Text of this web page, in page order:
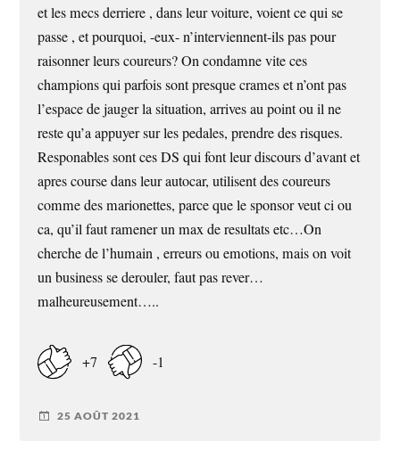
et les mecs derriere , dans leur voiture, voient ce qui se
passe , et pourquoi, -eux- n’interviennent-ils pas pour
raisonner leurs coureurs? On condamne vite ces
champions qui parfois sont presque crames et n’ont pas
l’espace de jauger la situation, arrives au point ou il ne
reste qu’a appuyer sur les pedales, prendre des risques.
Responables sont ces DS qui font leur discours d’avant et
apres course dans leur autocar, utilisent des coureurs
comme des marionettes, parce que le sponsor veut ci ou
ca, qu’il faut ramener un max de resultats etc…On
cherche de l’humain , erreurs ou emotions, mais on voit
un business se derouler, faut pas rever…
malheureusement…..
+7 -1
25 AOÛT 2021